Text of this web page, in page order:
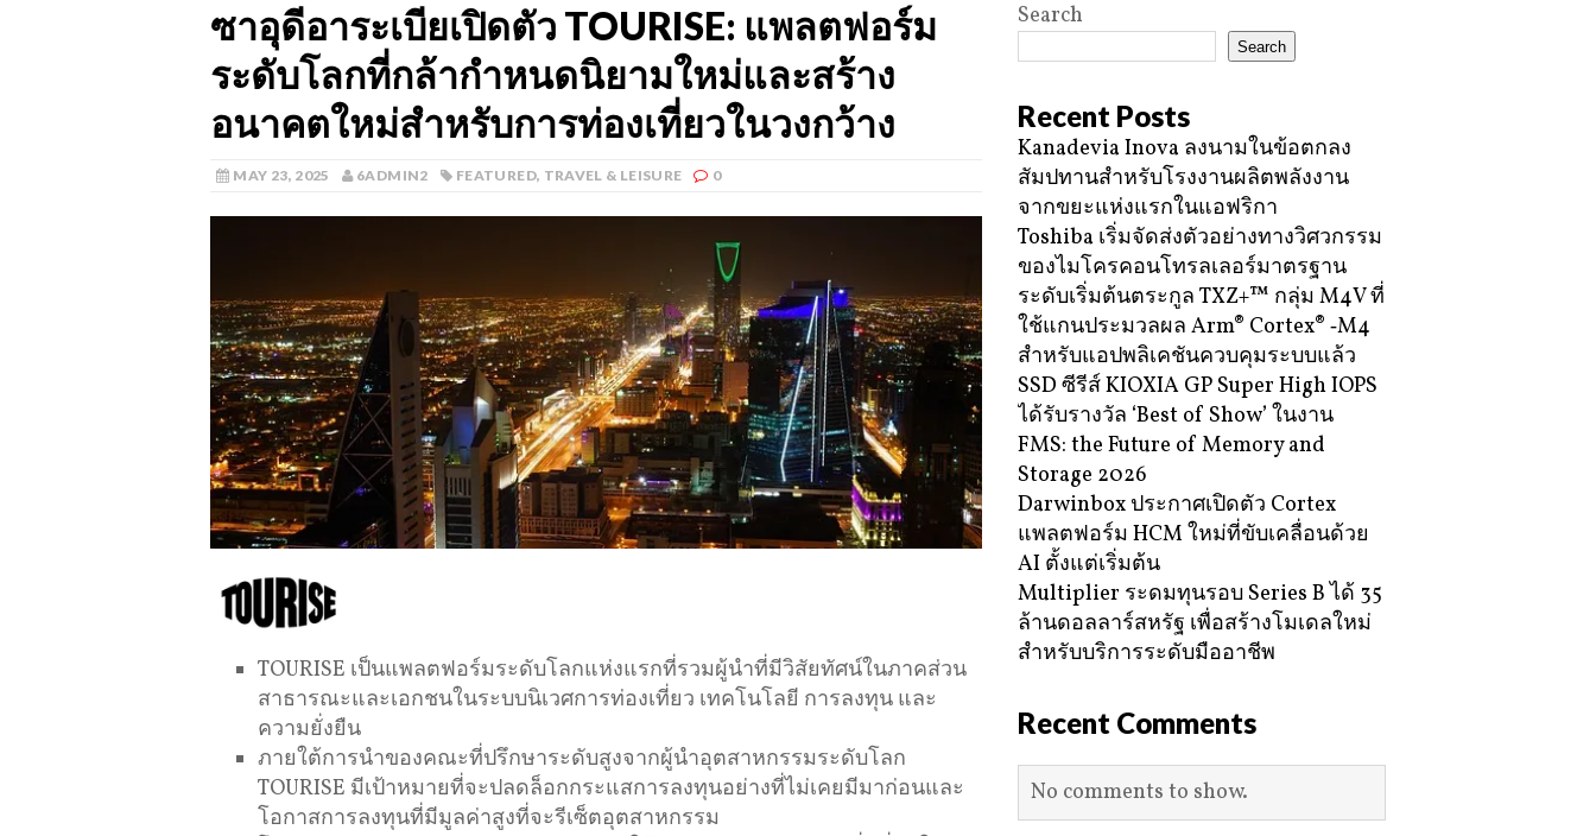
ซาอุดีอาระเบียเปิดตัว TOURISE: แพลตฟอร์ม
ระดับโลกที่กล้ากำหนดนิยามใหม่และสร้าง
อนาคตใหม่สำหรับการท่องเที่ยวในวงกว้าง
MAY 23, 2025 6ADMIN2 FEATURED, TRAVEL & LEISURE 0
TOURISE เป็นแพลตฟอร์มระดับโลกแห่งแรกที่รวมผู้นำที่มีวิสัยทัศน์ในภาคส่วน
สาธารณะและเอกชนในระบบนิเวศการท่องเที่ยว เทคโนโลยี การลงทุน และ
ความยั่งยืน
ภายใต้การนำของคณะที่ปรึกษาระดับสูงจากผู้นำอุตสาหกรรมระดับโลก
TOURISE มีเป้าหมายที่จะปลดล็อกกระแสการลงทุนอย่างที่ไม่เคยมีมาก่อนและ
โอกาสการลงทุนที่มีมูลค่าสูงที่จะรีเซ็ตอุตสาหกรรม
Search
Search
Recent Posts
Kanadevia Inova ลงนามในข้อตกลง
สัมปทานสำหรับโรงงานผลิตพลังงาน
จากขยะแห่งแรกในแอฟริกา
Toshiba เริ่มจัดส่งตัวอย่างทางวิศวกรรม
ของไมโครคอนโทรลเลอร์มาตรฐาน
ระดับเริ่มต้นตระกูล TXZ+™ กลุ่ม M4V ที่
ใช้แกนประมวลผล Arm® Cortex® ‑M4
สำหรับแอปพลิเคชันควบคุมระบบแล้ว
SSD ซีรีส์ KIOXIA GP Super High IOPS
ได้รับรางวัล ‘Best of Show’ ในงาน
FMS: the Future of Memory and
Storage 2026
Darwinbox ประกาศเปิดตัว Cortex
แพลตฟอร์ม HCM ใหม่ที่ขับเคลื่อนด้วย
AI ตั้งแต่เริ่มต้น
Multiplier ระดมทุนรอบ Series B ได้ 35
ล้านดอลลาร์สหรัฐ เพื่อสร้างโมเดลใหม่
สำหรับบริการระดับมืออาชีพ
Recent Comments
No comments to show.